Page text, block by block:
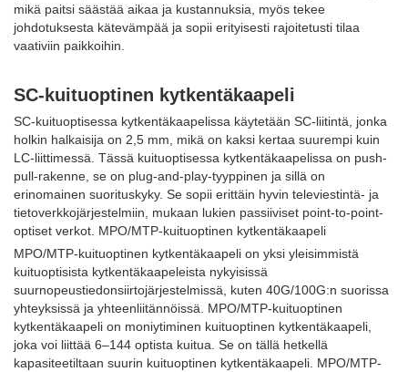
mikä paitsi säästää aikaa ja kustannuksia, myös tekee
johdotuksesta kätevämpää ja sopii erityisesti rajoitetusti tilaa
vaativiin paikkoihin.
SC-kuituoptinen kytkentäkaapeli
SC-kuituoptisessa kytkentäkaapelissa käytetään SC-liitintä, jonka
holkin halkaisija on 2,5 mm, mikä on kaksi kertaa suurempi kuin
LC-liittimessä. Tässä kuituoptisessa kytkentäkaapelissa on push-
pull-rakenne, se on plug-and-play-tyyppinen ja sillä on
erinomainen suorituskyky. Se sopii erittäin hyvin televiestintä- ja
tietoverkkojärjestelmiin, mukaan lukien passiiviset point-to-point-
optiset verkot. MPO/MTP-kuituoptinen kytkentäkaapeli
MPO/MTP-kuituoptinen kytkentäkaapeli on yksi yleisimmistä
kuituoptisista kytkentäkaapeleista nykyisissä
suurnopeustiedonsiirtojärjestelmissä, kuten 40G/100G:n suorissa
yhteyksissä ja yhteenliitännöissä. MPO/MTP-kuituoptinen
kytkentäkaapeli on moniytiminen kuituoptinen kytkentäkaapeli,
joka voi liittää 6–144 optista kuitua. Se on tällä hetkellä
kapasiteetiltaan suurin kuituoptinen kytkentäkaapeli. MPO/MTP-